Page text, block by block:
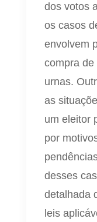
dos votos
os casos
envolvem
compra
urnas.
as
um eleitor
por
desses
detalhada
leis